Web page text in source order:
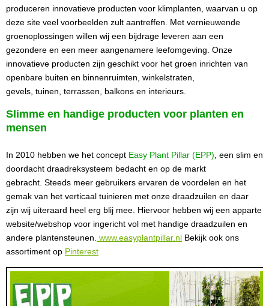
produceren innovatieve producten voor klimplanten, waarvan u op
deze site veel voorbeelden zult aantreffen. Met vernieuwende
groenoplossingen willen wij een bijdrage leveren aan een
gezondere en een meer aangenamere leefomgeving. Onze
innovatieve producten zijn geschikt voor het groen inrichten van
openbare buiten en binnenruimten, winkelstraten,
gevels, tuinen, terrassen, balkons en interieurs.
Slimme en handige producten voor planten en
mensen
In 2010 hebben we het concept Easy Plant Pillar (EPP) , een slim en
doordacht draadreksysteem bedacht en op de markt
gebracht. Steeds meer gebruikers ervaren de voordelen en het
gemak van het verticaal tuinieren met onze draadzuilen en daar
zijn wij uiteraard heel erg blij mee. Hiervoor hebben wij een apparte
website/webshop voor ingericht vol met handige draadzuilen en
andere plantensteunen. www.easyplantpillar.nl Bekijk ook ons
assortiment op Pinterest